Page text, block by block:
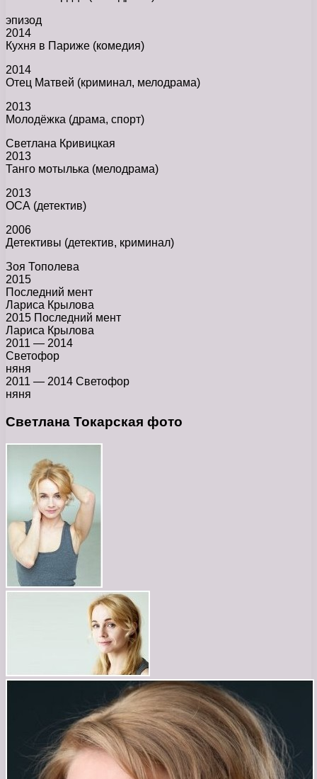
эпизод
2014
Кухня в Париже (комедия)
2014
Отец Матвей (криминал, мелодрама)
2013
Молодёжка (драма, спорт)
Светлана Кривицкая
2013
Танго мотылька (мелодрама)
2013
ОСА (детектив)
2006
Детективы (детектив, криминал)
Зоя Тополева
2015
Последний мент
Лариса Крылова
2015 Последний мент
Лариса Крылова
2011 — 2014
Светофор
няня
2011 — 2014 Светофор
няня
Светлана Токарская фото